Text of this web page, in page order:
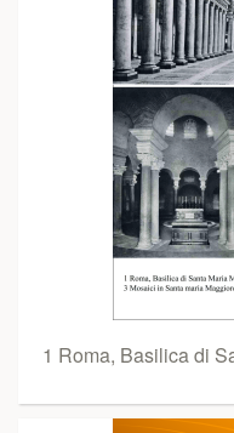
1 Roma, Basilica di